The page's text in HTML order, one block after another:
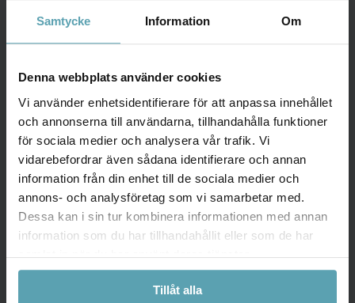
Samtycke Information Om
Denna webbplats använder cookies
Vi använder enhetsidentifierare för att anpassa innehållet
och annonserna till användarna, tillhandahålla funktioner
för sociala medier och analysera vår trafik. Vi
vidarebefordrar även sådana identifierare och annan
information från din enhet till de sociala medier och
annons- och analysföretag som vi samarbetar med.
Dessa kan i sin tur kombinera informationen med annan
information som du har tillhandahållit eller som de har
samlat in när du har använt deras tjänster.
Tillåt alla
Plattformensremissvar SOU
2025:119
Datum: Mars 2026
ett nytt brott och andra åtgärder mot människohandel.
Vi lyfte bland annat att ”Manualen vid misstanke om